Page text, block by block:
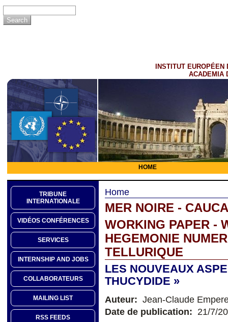
INSTITUT EUROPÉEN
ACADEMIA
HOME
TRIBUNE
INTERNATIONALE
VIDÉOS CONFÉRENCES
SERVICES
INTERNSHIP AND JOBS
COLLABORATEURS
MAILING LIST
RSS FEEDS
Home
MER NOIRE -
WORKING PAPER -
HEGEMONIE
TELLURIQUE
LES NOUVEAUX
THUCYDIDE »
Auteur: Jean-Claude
Date de publication: 21/7/